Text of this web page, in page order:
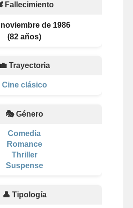
Fallecimiento
de 1986
(82 años)
💼 Trayectoria
Cine clásico
🎭 Género
Comedia
Romance
Thriller
Suspense
👤 Tipología